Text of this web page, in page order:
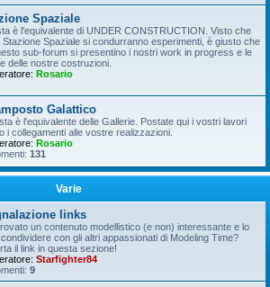
Spaziale
è l'equivalente di UNDER CONSTRUCTION. Visto che
Stazione Spaziale si condurranno esperimenti, è giusto che
sub-forum si presentino i nostri work in progress e le
delle nostre costruzioni.
Rosario
Galattico
è l'equivalente delle Gallerie. Postate qui i vostri lavori
i collegamenti alle vostre realizzazioni.
Rosario
131
Varie
links
un contenuto modellistico (e non) interessante e lo
con gli altri appassionati di Modeling Time?
il link in questa sezione!
Starfighter84
9